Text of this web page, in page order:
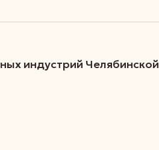
индустрий Челябинской